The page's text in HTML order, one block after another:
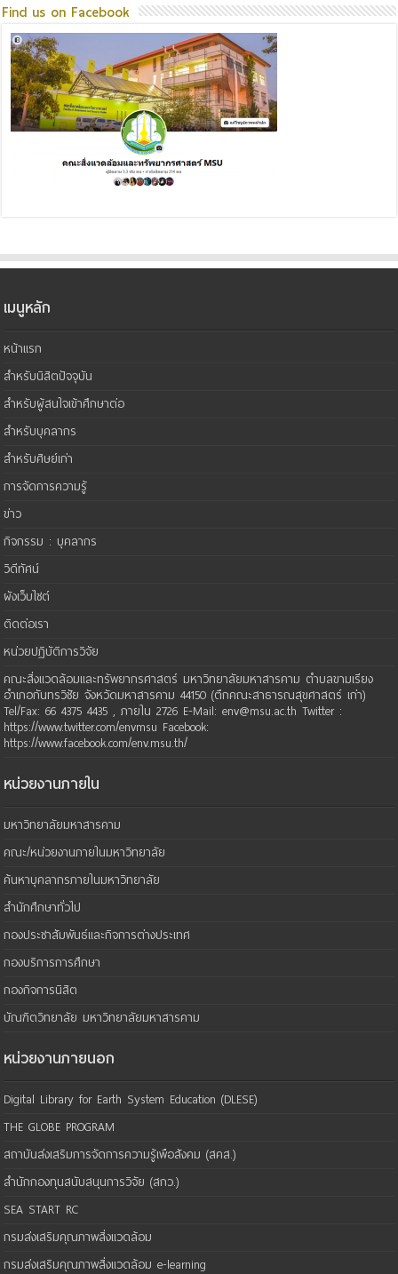
Find us on Facebook
เมนูหลัก
หน้าแรก
สำหรับนิสิตปัจจุบัน
สำหรับผู้สนใจเข้าศึกษาต่อ
สำหรับบุคลากร
สำหรับศิษย์เก่า
การจัดการความรู้
ข่าว
กิจกรรม : บุคลากร
วิดีทัศน์
ผังเว็บไซต์
ติดต่อเรา
หน่วยปฏิบัติการวิจัย
คณะสิ่งแวดล้อมและทรัพยากรศาสตร์ มหาวิทยาลัยมหาสารคาม ตำบลขามเรียง
อำเภอกันทรวิชัย จังหวัดมหาสารคาม 44150 (ตึกคณะสาธารณสุขศาสตร์ เก่า)
Tel/Fax: 66 4375 4435 , ภายใน 2726 E-Mail: env@msu.ac.th Twitter :
https://www.twitter.com/envmsu Facebook:
https://www.facebook.com/env.msu.th/
หน่วยงานภายใน
มหาวิทยาลัยมหาสารคาม
คณะ/หน่วยงานภายในมหาวิทยาลัย
ค้นหาบุคลากรภายในมหาวิทยาลัย
สำนักศึกษาทั่วไป
กองประชาสัมพันธ์และกิจการต่างประเทศ
กองบริการการศึกษา
กองกิจการนิสิต
บัณฑิตวิทยาลัย มหาวิทยาลัยมหาสารคาม
หน่วยงานภายนอก
Digital Library for Earth System Education (DLESE)
THE GLOBE PROGRAM
สถาบันส่งเสริมการจัดการความรู้เพือสังคม (สคส.)
สำนักกองทุนสนับสนุนการวิจัย (สกว.)
SEA START RC
กรมส่งเสริมคุณภาพสิ่งแวดล้อม
กรมส่งเสริมคุณภาพสิ่งแวดล้อม e-learning